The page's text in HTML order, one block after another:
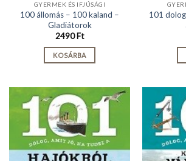
GYERMEK ÉS IFJÚSÁGI
100 állomás – 100 kaland –
Gladiátorok
2490Ft
KOSÁRBA
101